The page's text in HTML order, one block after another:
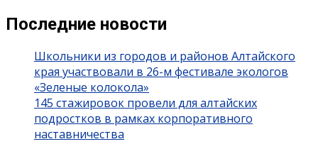
Последние новости
Школьники из городов и районов Алтайского
края участвовали в 26-м фестивале экологов
«Зеленые колокола»
145 стажировок провели для алтайских
подростков в рамках корпоративного
наставничества